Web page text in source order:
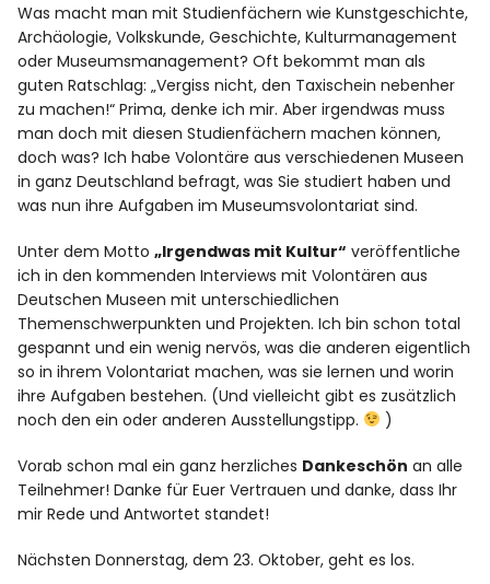
Was macht man mit Studienfächern wie Kunstgeschichte,
Archäologie, Volkskunde, Geschichte, Kulturmanagement
oder Museumsmanagement? Oft bekommt man als
guten Ratschlag: „Vergiss nicht, den Taxischein nebenher
zu machen!“ Prima, denke ich mir. Aber irgendwas muss
man doch mit diesen Studienfächern machen können,
doch was? Ich habe Volontäre aus verschiedenen Museen
in ganz Deutschland befragt, was Sie studiert haben und
was nun ihre Aufgaben im Museumsvolontariat sind.
Unter dem Motto„Irgendwas mit Kultur“ veröffentliche
ich in den kommenden Interviews mit Volontären aus
Deutschen Museen mit unterschiedlichen
Themenschwerpunkten und Projekten. Ich bin schon total
gespannt und ein wenig nervös, was die anderen eigentlich
so in ihrem Volontariat machen, was sie lernen und worin
ihre Aufgaben bestehen. (Und vielleicht gibt es zusätzlich
noch den ein oder anderen Ausstellungstipp.
)
Vorab schon mal ein ganz herzliches Dankeschön an alle
Teilnehmer! Danke für Euer Vertrauen und danke, dass Ihr
mir Rede und Antwortet standet!
Nächsten Donnerstag, dem 23. Oktober, geht es los.